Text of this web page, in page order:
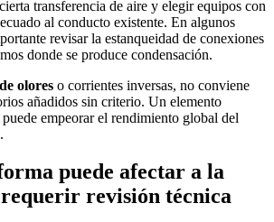
transferencia de aire y elegir equipos con
al conducto existente. En algunos
revisar la estanqueidad de conexiones
donde se produce condensación.
olores o corrientes inversas, no conviene
añadidos sin criterio. Un elemento
empeorar el rendimiento global del
puede afectar a la
revisión técnica